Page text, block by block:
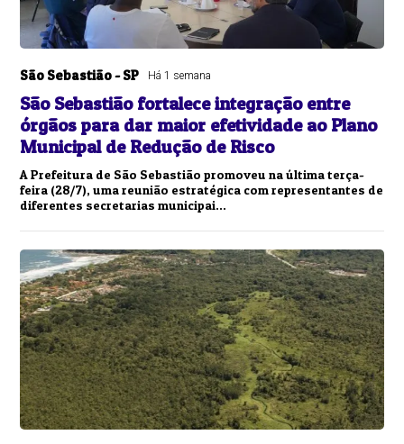
São Sebastião - SP Há 1 semana
São Sebastião fortalece integração entre
órgãos para dar maior efetividade ao Plano
Municipal de Redução de Risco
A Prefeitura de São Sebastião promoveu na última terça-
feira (28/7), uma reunião estratégica com representantes de
diferentes secretarias municipai...